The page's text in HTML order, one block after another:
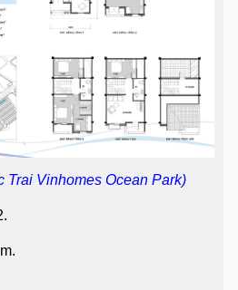
Trai Vinhomes Ocean Park)